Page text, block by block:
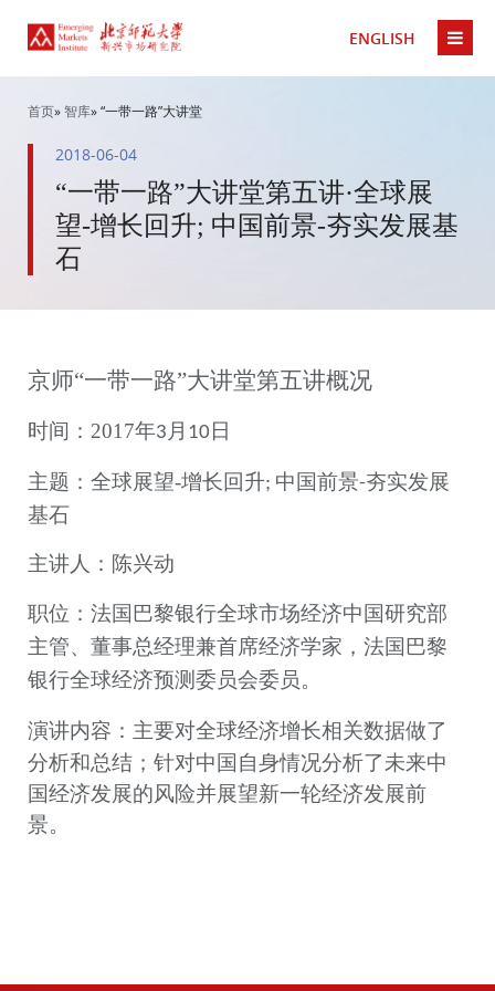
ENGLISH
首页»智库» “一带一路”大讲堂
2018-06-04
“一带一路”大讲堂第五讲·全球展
望-增长回升; 中国前景-夯实发展基
石
京师“一带一路”大讲堂第五讲概况
时间： 2017年3 月 10 日
主题： 全球展望-增长回升; 中国前景-夯实发展
基石
主讲人： 陈兴动
职位： 法国巴黎银行全球市场经济中国研究部
主管、董事总经理兼首席经济学家， 法国巴黎
银行全球经济预测委员会委员。
演讲内容： 主要对全球经济增长相关数据做了
分析和总结；针对中国自身情况分析了未来中
国经济发展的风险并展望新一轮经济发展前
景。